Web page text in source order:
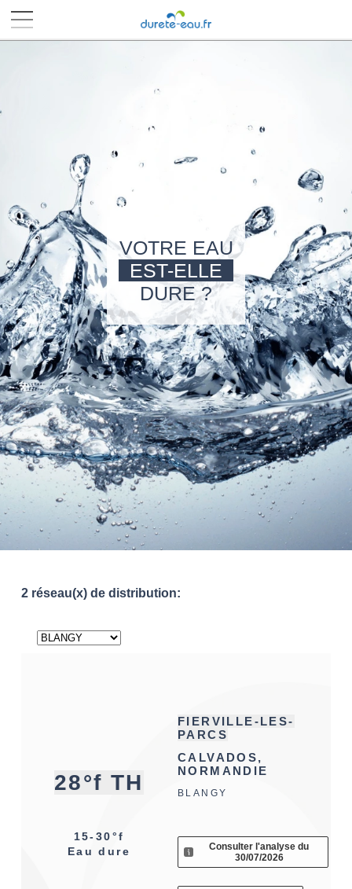
VOTRE EAU
EST-ELLE
DURE ?
2 réseau(x) de distribution:
28°f TH
15-30°f
Eau dure
FIERVILLE-LES-
PARCS
CALVADOS,
NORMANDIE
BLANGY
Consulter l'analyse du
30/07/2026